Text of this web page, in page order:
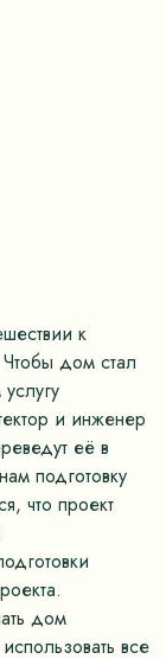
к
дом стал
и инженер
её в
подготовку
что проект
дом
все